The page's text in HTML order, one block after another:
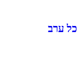
ערב